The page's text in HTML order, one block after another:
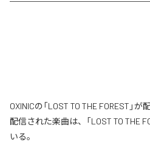
OXINICの「LOST TO THE FOREST」
配信された楽曲は、「LOST TO THE
いる。